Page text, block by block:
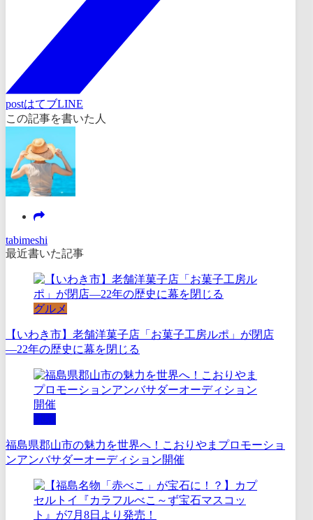
postはてブLINE
この記事を書いた人
tabimeshi
最近書いた記事
グルメ
【いわき市】老舗洋菓子店「お菓子工房ルポ」が閉店
―22年の歴史に幕を閉じる
体験
福島県郡山市の魅力を世界へ！こおりやまプロモーショ
ンアンバサダーオーディション開催